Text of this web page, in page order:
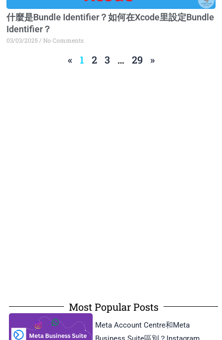
什麼是Bundle Identifier？如何在Xcode里設定Bundle
Identifier？
03/03/2025 No Comments
« 1 2 3 … 29 »
Most Popular Posts
Meta Account Centre和Meta